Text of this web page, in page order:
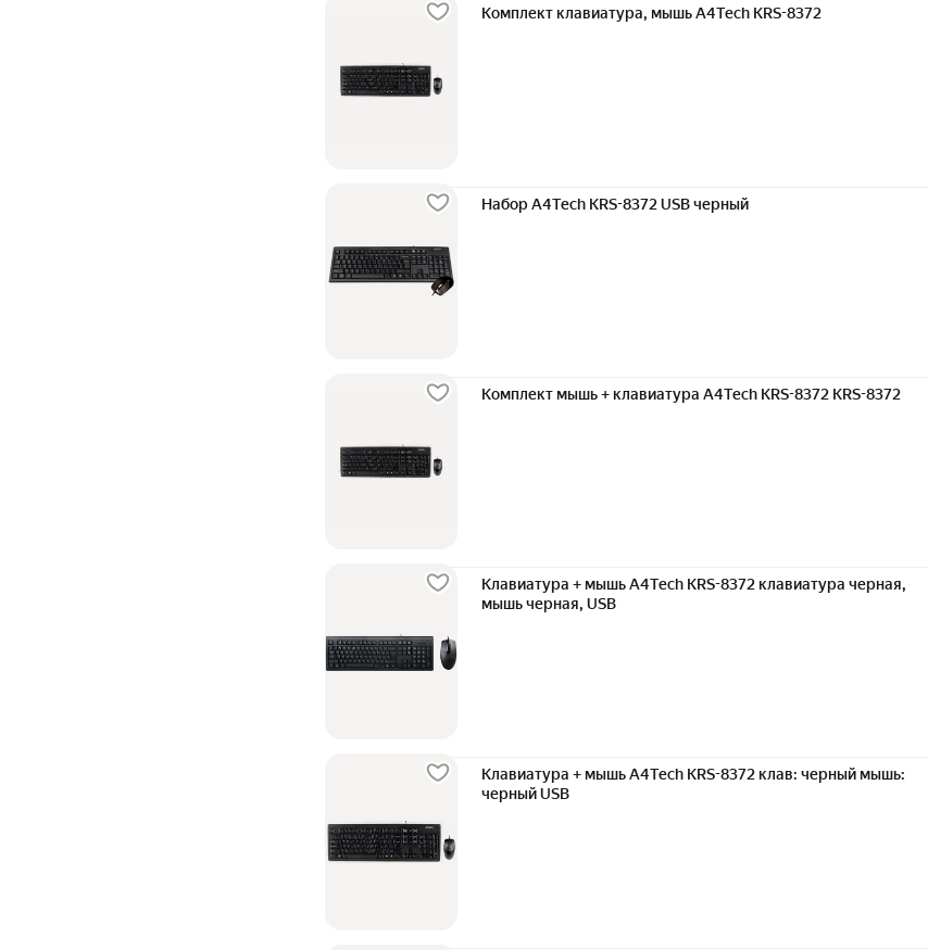
Комплект клавиатура, мышь A4Tech KRS-8372
Набор A4Tech KRS-8372 USB черный
Комплект мышь + клавиатура A4Tech KRS-8372 KRS-8372
Клавиатура + мышь A4Tech KRS-8372 клавиатура черная,
мышь черная, USB
Клавиатура + мышь A4Tech KRS-8372 клав: черный мышь:
черный USB